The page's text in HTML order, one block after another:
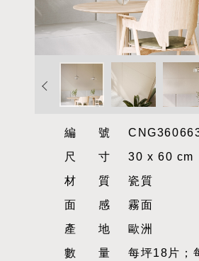
編號
尺寸30 x 60 cm
材質瓷質
面感霧面
產地歐洲
數量每坪18片；